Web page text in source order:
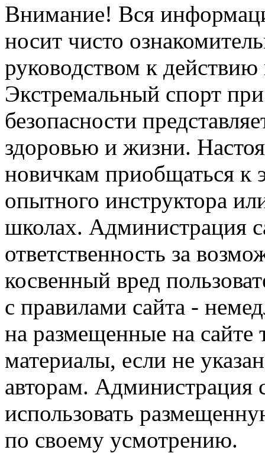
Внимание! Вся
носит чисто
руководством к
Экстремальный спорт
безопасности
здоровью и жизни.
новичкам приобщаться к
опытного инструктора
школах. Администрация
ответственность за
косвенный вред
с правилами сайта -
на размещенные на сайте
материалы, если не
авторам. Администрация
использовать
по своему усмотрению.